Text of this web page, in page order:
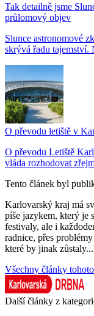
Tak detailně jsme
průlomový objev
Slunce astronomové
skrývá řadu tajemství.
O převodu letiště v
O převodu Letiště
vláda rozhodovat
Tento článek byl
Karlovarský kraj má
píše jazykem, který je
festivaly, ale i
radnice, přes
které by jinak zůstaly...
Všechny články
Další články z